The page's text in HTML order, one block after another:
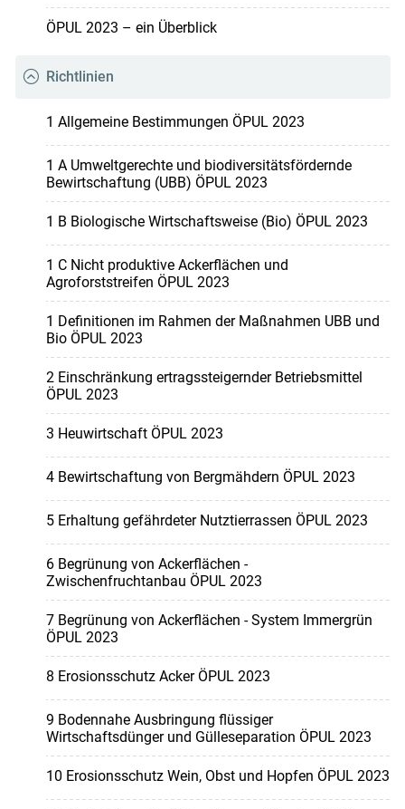
ÖPUL 2023 – ein Überblick
Richtlinien
1 Allgemeine Bestimmungen ÖPUL 2023
1 A Umweltgerechte und biodiversitätsfördernde
Bewirtschaftung (UBB) ÖPUL 2023
1 B Biologische Wirtschaftsweise (Bio) ÖPUL 2023
1 C Nicht produktive Ackerflächen und
Agroforststreifen ÖPUL 2023
1 Definitionen im Rahmen der Maßnahmen UBB und
Bio ÖPUL 2023
2 Einschränkung ertragssteigernder Betriebsmittel
ÖPUL 2023
3 Heuwirtschaft ÖPUL 2023
4 Bewirtschaftung von Bergmähdern ÖPUL 2023
5 Erhaltung gefährdeter Nutztierrassen ÖPUL 2023
6 Begrünung von Ackerflächen -
Zwischenfruchtanbau ÖPUL 2023
7 Begrünung von Ackerflächen - System Immergrün
ÖPUL 2023
8 Erosionsschutz Acker ÖPUL 2023
9 Bodennahe Ausbringung flüssiger
Wirtschaftsdünger und Gülleseparation ÖPUL 2023
10 Erosionsschutz Wein, Obst und Hopfen ÖPUL 2023